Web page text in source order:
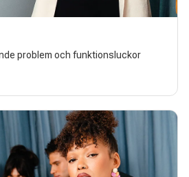
problem och funktionsluckor